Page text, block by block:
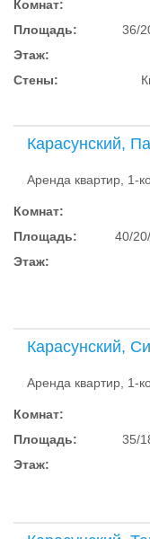
Комнат:
Площадь:
36/
Этаж:
Стены:
Карасунский,
Аренда квартир, 1-
Комнат:
Площадь:
40/
Этаж:
Карасунский,
Аренда квартир, 1-
Комнат:
Площадь:
35/
Этаж: